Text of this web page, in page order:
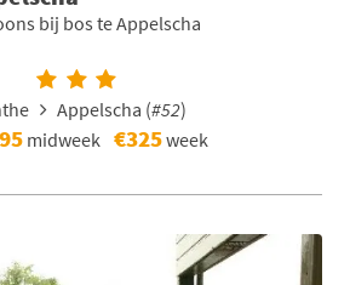
bij bos te Appelscha
Appelscha (#52)
midweek €325week